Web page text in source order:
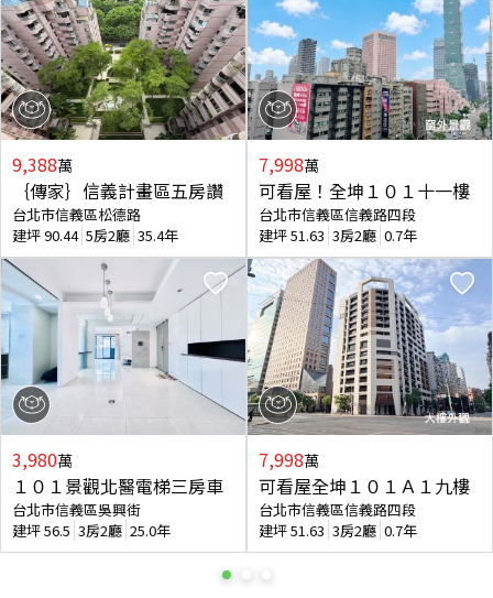
9,388萬
｛傳家｝信義計畫區五房讚
台北市信義區松德路
建坪90.44 5房2廳 35.4年
3,980萬
１０１景觀北醫電梯三房車
台北市信義區吳興街
建坪56.5 3房2廳 25.0年
7,998萬
可看屋！全坤１０１十一樓
台北市信義區信義路四段
建坪51.63 3房2廳 0.7年
7,998萬
可看屋全坤１０１Ａ１九樓
台北市信義區信義路四段
建坪51.63 3房2廳 0.7年